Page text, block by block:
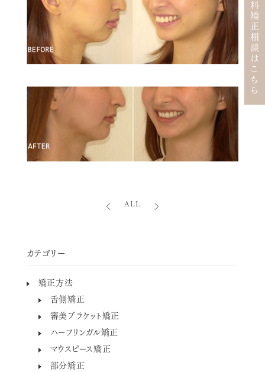
カテゴリー
矯正方法
舌側矯正
審美ブラケット矯正
ハーフリンガル矯正
マウスピース矯正
部分矯正
ALL
無料矯正相談はこちら